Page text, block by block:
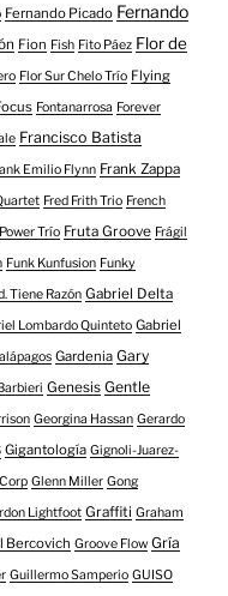
Fernando Picado Fernando
Fion Fish Fito Páez Flor de
Flor Sur Chelo Trío Flying
Fontanarrosa Forever
Francisco Batista
Emilio Flynn Frank Zappa
Fred Frith Trio French
Trío Fruta Groove Frágil
Funk Kunfusion Funky
Tiene Razón Gabriel Delta
Lombardo Quinteto Gabriel
Gardenia Gary
Genesis Gentle
Georgina Hassan Gerardo
Gigantología Gignoli-Juarez-
Glenn Miller Gong
Lightfoot Graffiti Graham
Bercovich Groove Flow Gría
Guillermo Samperio GUISO